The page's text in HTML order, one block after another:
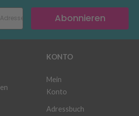
Abonnieren
KONTO
Mein
Konto
Adressbuch